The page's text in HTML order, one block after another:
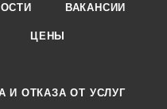
ВАКАНСИИ
ЦЕНЫ
И ОТКАЗА ОТ УСЛУГ